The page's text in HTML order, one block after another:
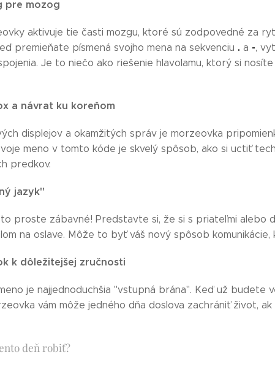
pre mozog
aktivuje tie časti mozgu, ktoré sú zodpovedné za
premieňate písmená svojho mena na sekvenciu . a -,
Je to niečo ako riešenie hlavolamu, ktorý si
a návrat ku koreňom
displejov a okamžitých správ je morzeovka
meno v tomto kóde je skvelý spôsob, ako si uctiť
predkov.
jazyk"
to proste zábavné! Predstavte si, že si s priateľmi alebo
na oslave. Môže to byť váš nový spôsob
k dôležitejšej zručnosti
je najjednoduchšia "vstupná brána". Keď už budete
vám môže jedného dňa doslova zachrániť život,
deň robiť?